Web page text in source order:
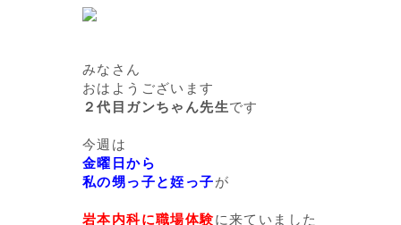
みなさん
おはようございます
２代目ガンちゃん先生です
今週は
金曜日から
私の甥っ子と姪っ子が
岩本内科に職場体験に来ていました